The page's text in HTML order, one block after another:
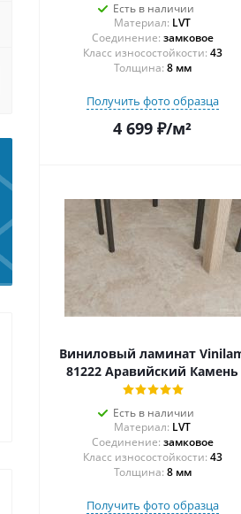
Есть в наличии
Материал: LVT
Соединение: замковое
43
Толщина: 8 мм
Получить фото образца
4 699 ₽/м²
Виниловый ламинат
81222 Аравийский Камень
Есть в наличии
Материал: LVT
Соединение: замковое
43
Толщина: 8 мм
Получить фото образца